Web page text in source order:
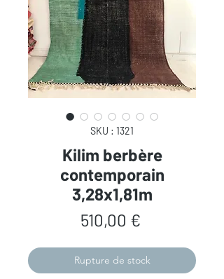
SKU : 1321
Kilim berbère
contemporain
3,28x1,81m
510,00 €Prix
Rupture de stock